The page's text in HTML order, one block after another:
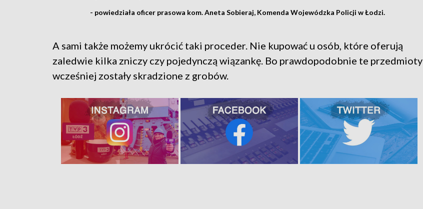
- powiedziała oficer prasowa kom. Aneta Sobieraj, Komenda Wojewódzka Policji w Łodzi.
A sami także możemy ukrócić taki proceder. Nie kupować u osób, które oferują
zaledwie kilka zniczy czy pojedynczą wiązankę. Bo prawdopodobnie te przedmioty
wcześniej zostały skradzione z grobów.